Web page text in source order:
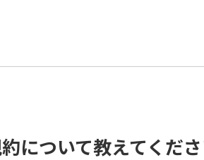
について教えてくださ